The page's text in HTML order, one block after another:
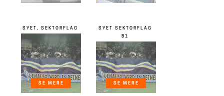
SE MERE
SYET, SEKTORFLAG
SE MERE
SYET SEKTORFLAG
B1